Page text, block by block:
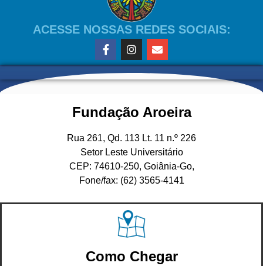
ACESSE NOSSAS REDES SOCIAIS:
Fundação Aroeira
Rua 261, Qd. 113 Lt. 11 n.º 226
Setor Leste Universitário
CEP: 74610-250, Goiânia-Go,
Fone/fax: (62) 3565-4141
Como Chegar